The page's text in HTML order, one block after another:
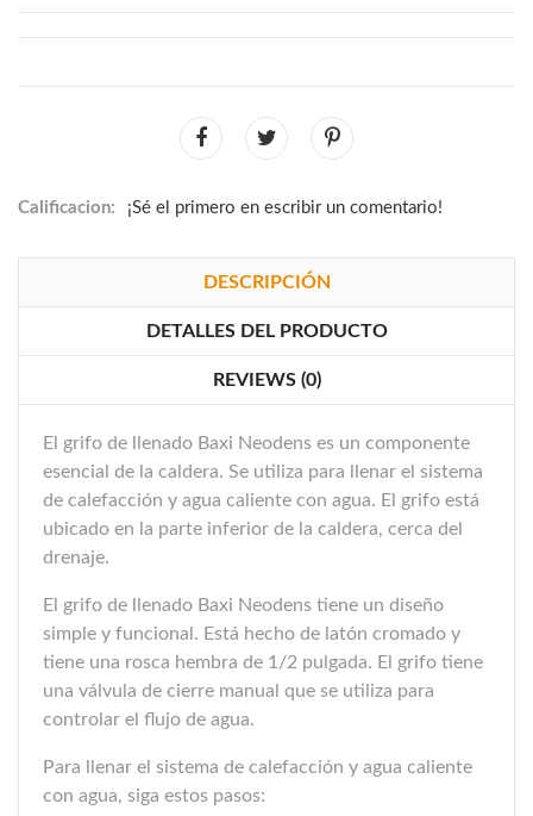
Calificacion: ¡Sé el primero en escribir un comentario!
DESCRIPCIÓN
DETALLES DEL PRODUCTO
REVIEWS (0)
El grifo de llenado Baxi Neodens es un componente
esencial de la caldera. Se utiliza para llenar el sistema
de calefacción y agua caliente con agua. El grifo está
ubicado en la parte inferior de la caldera, cerca del
drenaje.
El grifo de llenado Baxi Neodens tiene un diseño
simple y funcional. Está hecho de latón cromado y
tiene una rosca hembra de 1/2 pulgada. El grifo tiene
una válvula de cierre manual que se utiliza para
controlar el flujo de agua.
Para llenar el sistema de calefacción y agua caliente
con agua, siga estos pasos: